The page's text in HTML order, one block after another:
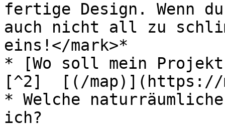
fertige Design. Wenn
auch nicht all zu
eins!</mark>*
* [Wo soll mein
[^2]  [(/map)](https://
* Welche
ich?